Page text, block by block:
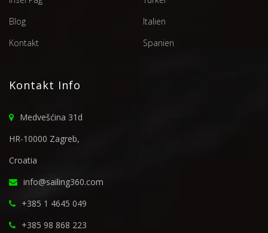
Blog
Kontakt
Italien
Spanien
Kontakt Info
Medvešćina 31d
HR-10000 Zagreb,
Croatia
info@sailing360.com
+385 1 4645 049
+385 98 868 223